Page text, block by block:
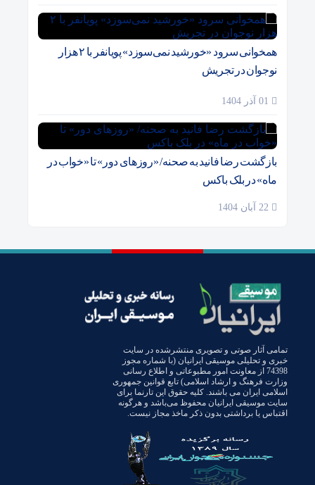
همخوانی سرود «خورشید نمی‌سوزد» پویانفر با ۲ هزار
نوجوان در تجریش
بازگشت رضا فانید به صحنه/ «روزهای دور» تا «خواب در
ماه» در بلک باکس
تمامی آثار صوتی و تصویری منتشرشده در سایت
خبری و تحلیلی موسیقی ایرانیان (با شماره مجوز
74398 از معاونت امور مطبوعاتی و اطلاع رسانی
وزارت فرهنگ و ارشاد اسلامی) تابع قوانین جمهوری
اسلامی ایران می باشند. کلیه حقوق این تارنما برای
سایت موسیقی ایرانیان محفوظ می‌باشد و هرگونه
اقتباس یا برداشتی بدون ذکر ماخذ مجاز نیست.